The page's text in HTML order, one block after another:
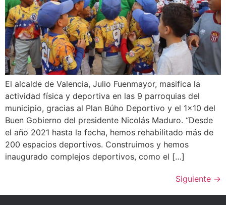
El alcalde de Valencia, Julio Fuenmayor, masifica la
actividad física y deportiva en las 9 parroquias del
municipio, gracias al Plan Búho Deportivo y el 1×10 del
Buen Gobierno del presidente Nicolás Maduro. “Desde
el año 2021 hasta la fecha, hemos rehabilitado más de
200 espacios deportivos. Construimos y hemos
inaugurado complejos deportivos, como el […]
Siguiente →